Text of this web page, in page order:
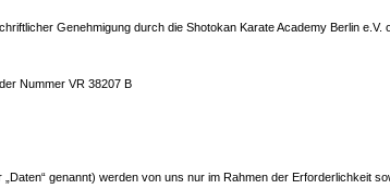
Genehmigung durch die Shotokan Karate Academy Berlin e.V.
Nummer VR 38207 B
genannt) werden von uns nur im Rahmen der Erforderlichkeit